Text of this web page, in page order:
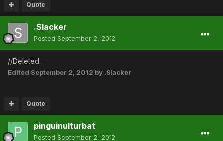
Quote
.Slacker
Posted September 2, 2012
//Deleted.
Edited September 2, 2012 by .Slacker
Quote
pinguinulturbat
Posted September 2, 2012